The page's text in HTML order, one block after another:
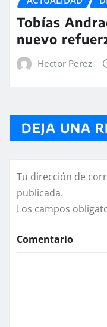
Tobías
nuevo
Hector Perez
DEJA UNA
Tu dirección de
publicada.
Los campos
Comentario